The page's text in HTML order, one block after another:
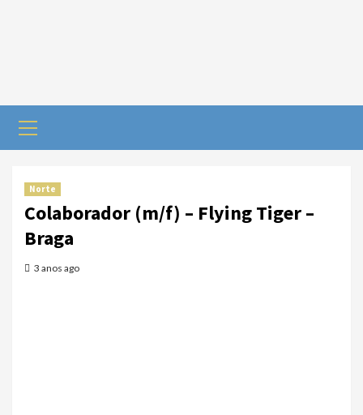
Norte
Colaborador (m/f) – Flying Tiger –
Braga
3 anos ago